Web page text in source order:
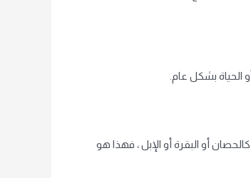
الحياة بشكل عام.
أو البقرة أو الإبل ، فهذا هو